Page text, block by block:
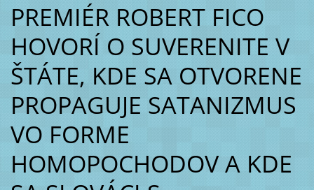
PREMIÉR ROBERT FICO
HOVORÍ O SUVERENITE V
ŠTÁTE, KDE SA OTVORENE
PROPAGUJE SATANIZMUS
VO FORME
HOMOPOCHODOV A KDE